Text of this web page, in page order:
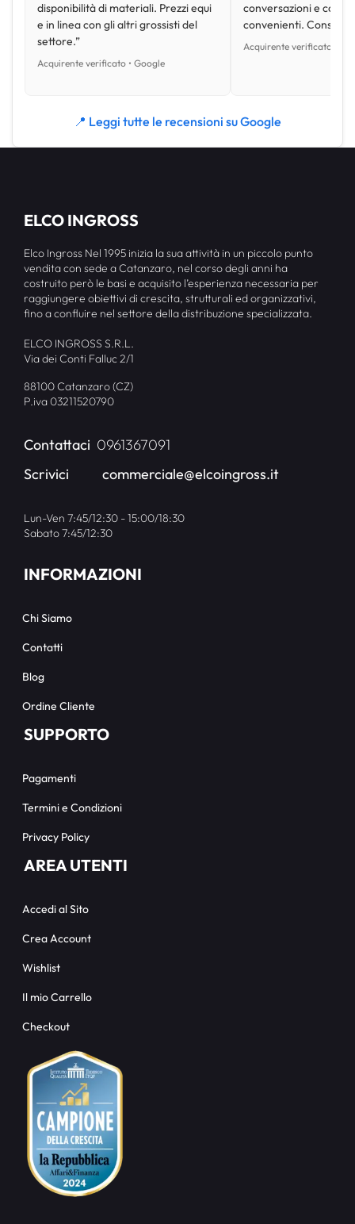
disponibilità di materiali. Prezzi equi
e in linea con gli altri grossisti del
settore.”
Acquirente verificato • Google
conversazioni e con
convenienti.
Acquirente verificato •
📍 Leggi tutte le recensioni su Google
ELCO INGROSS
Elco Ingross Nel 1995 inizia la sua attività in un piccolo punto
vendita con sede a Catanzaro, nel corso degli anni ha
costruito però le basi e acquisito l’esperienza necessaria per
raggiungere obiettivi di crescita, strutturali ed organizzativi,
fino a confluire nel settore della distribuzione specializzata.
ELCO INGROSS S.R.L.
Via dei Conti Falluc 2/1
88100 Catanzaro (CZ)
P.iva 03211520790
Contattaci 0961367091
Scrivici
commerciale@elcoingross.it
Lun-Ven 7:45/12:30 - 15:00/18:30
Sabato 7:45/12:30
INFORMAZIONI
Chi Siamo
Contatti
Blog
Ordine Cliente
SUPPORTO
Pagamenti
Termini e Condizioni
Privacy Policy
AREA UTENTI
Accedi al Sito
Crea Account
Wishlist
Il mio Carrello
Checkout